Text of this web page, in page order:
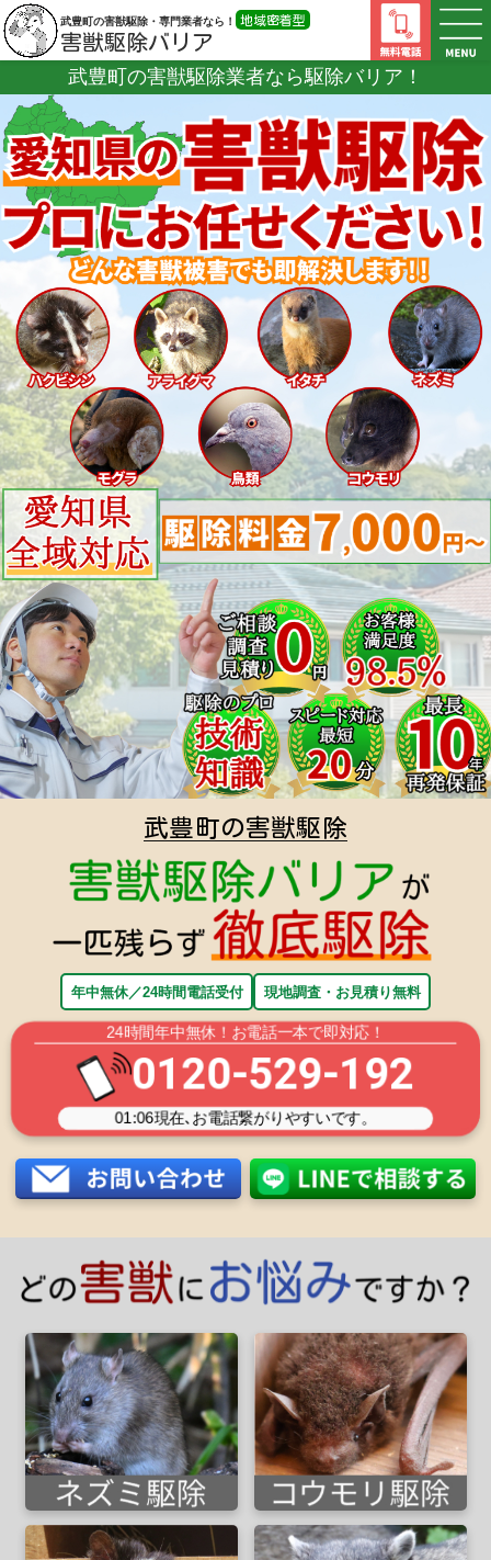
武豊町の害獣駆除・専門業者なら！ 地域密着型
害獣駆除バリア
武豊町の害獣駆除業者なら駆除バリア！
武豊町の害獣駆除
年中無休／24時間電話受付 現地調査・お見積り無料
24時間年中無休！お電話一本で即対応！
0120-529-192
01:06現在､お電話繋がりやすいです。